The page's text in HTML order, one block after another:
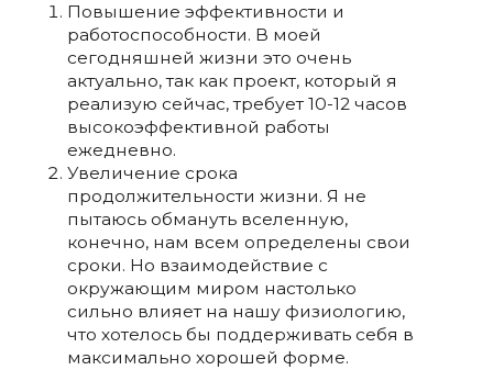
Повышение эффективности и
работоспособности. В моей
сегодняшней жизни это очень
актуально, так как проект, который я
реализую сейчас, требует 10-12 часов
высокоэффективной работы
ежедневно.
Увеличение срока
продолжительности жизни. Я не
пытаюсь обмануть вселенную,
конечно, нам всем определены свои
сроки. Но взаимодействие с
окружающим миром настолько
сильно влияет на нашу физиологию,
что хотелось бы поддерживать себя в
максимально хорошей форме.